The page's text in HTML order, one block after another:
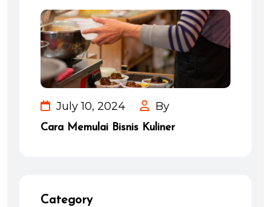
July 10, 2024 By
Cara Memulai Bisnis Kuliner
Category